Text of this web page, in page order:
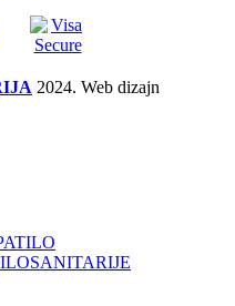
2024. Web dizajn
SANITARIJE